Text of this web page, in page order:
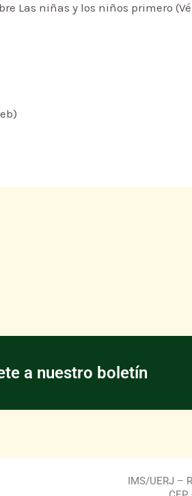
Las niñas y los niños primero
a nuestro boletín
IMS/UERJ –